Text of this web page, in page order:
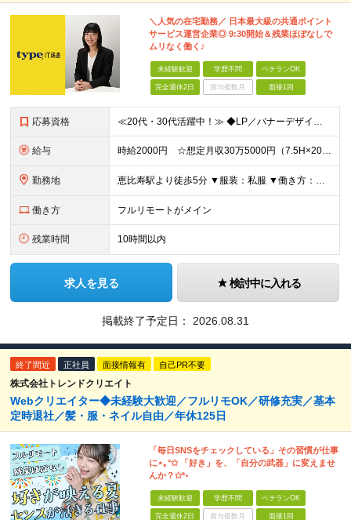
＼人気の在宅勤務／ 日本最大級の共通ポイント
サービス運営企業◎ 9:30開始＆残業ほぼなしで
ムリなく働く♪
未経験歓迎 学歴不問 ベテランOK
完全週休2日 賞与複数月 面接1回
応募資格 ≪20代・30代活躍中！≫ ◆LP／バナーデザイン作成経験 ◆HTML／CSSでの静的ページのコーディング経験 ※ブランクがある方やこれまでのご経験に自信がない方も、まずはお気軽にご応募ください！
給与 時給2000円 ☆想定月収30万5000円（7.5H×20日＋残業2.5H） ※交通費全額支給 ※在宅日数に応じて、在宅勤務手当あり
勤務地 恵比寿駅より徒歩5分 ▼服装：私服 ▼働き方：在宅勤務（状況によって変動する可能性あり） ※出社/在宅勤務は自由に選択可（月1～2回出社の場合あり） ▼受動喫煙対策：屋内禁煙
働き方 フルリモートがメイン
残業時間 10時間以内
求人を見る 検討中に入れる
掲載終了予定日： 2026.08.31
終了間近 正社員 面接情報有 自己PR不要
株式会社トレンドクリエイト
Webクリエイター◆未経験大歓迎／フルリモOK／研修充実／基本
定時退社／髪・服・ネイル自由／年休125日
「毎日SNSをチェックしている」その習慣が仕事
に⋆｡°✩ 「好き」を、「自分の武器」に変えませ
んか？✩*॰
未経験歓迎 学歴不問 ベテランOK
完全週休2日 賞与複数月 面接1回